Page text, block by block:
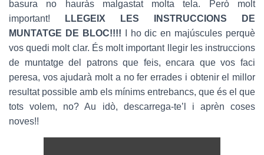
basura no hauràs malgastat molta tela. Però molt
important!
LLEGEIX LES INSTRUCCIONS DE
MUNTATGE DE BLOC!!!!
I ho dic en majúscules perquè
vos quedi molt clar. És molt important llegir les instruccions
de muntatge del patrons que feis, encara que vos faci
peresa, vos ajudarà molt a no fer errades i obtenir el millor
resultat possible amb els mínims entrebancs, que és el que
tots volem, no? Au idò, descarrega-te’l i aprèn coses
noves!!